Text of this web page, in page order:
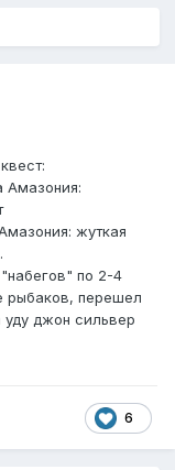
Амазония:
жуткая
по 2-4
рыбаков, перешел
джон сильвер
6